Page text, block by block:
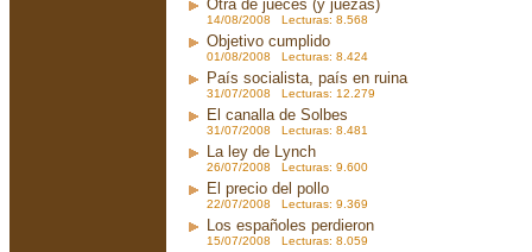
Otra de jueces (y juezas)
14/08/2008 Lecturas: 8.568
Objetivo cumplido
01/08/2008 Lecturas: 8.424
País socialista, país en ruina
31/07/2008 Lecturas: 12.279
El canalla de Solbes
31/07/2008 Lecturas: 8.481
La ley de Lynch
26/07/2008 Lecturas: 9.600
El precio del pollo
22/07/2008 Lecturas: 9.369
Los españoles perdieron
15/07/2008 Lecturas: 8.059